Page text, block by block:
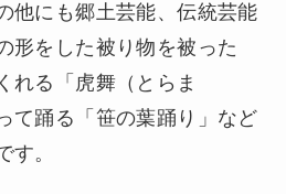
他にも郷土芸能、伝統芸能
形をした被り物を被った
れる「虎舞（とらま
て踊る「笹の葉踊り」など
す。